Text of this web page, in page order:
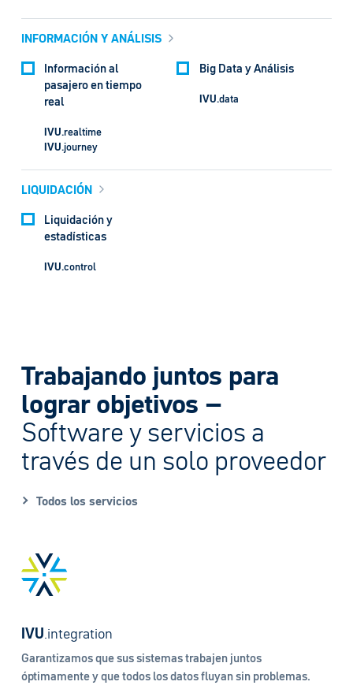
INFORMACIÓN Y ANÁLISIS
Información al
pasajero en tiempo
real
IVU.realtime
IVU.journey
Big Data y Análisis
IVU.data
LIQUIDACIÓN
Liquidación y
estadísticas
IVU.control
Trabajando juntos para
lograr objetivos –
Software y servicios a
través de un solo proveedor
Todos los servicios
IVU.integration
Garantizamos que sus sistemas trabajen juntos
óptimamente y que todos los datos fluyan sin problemas.